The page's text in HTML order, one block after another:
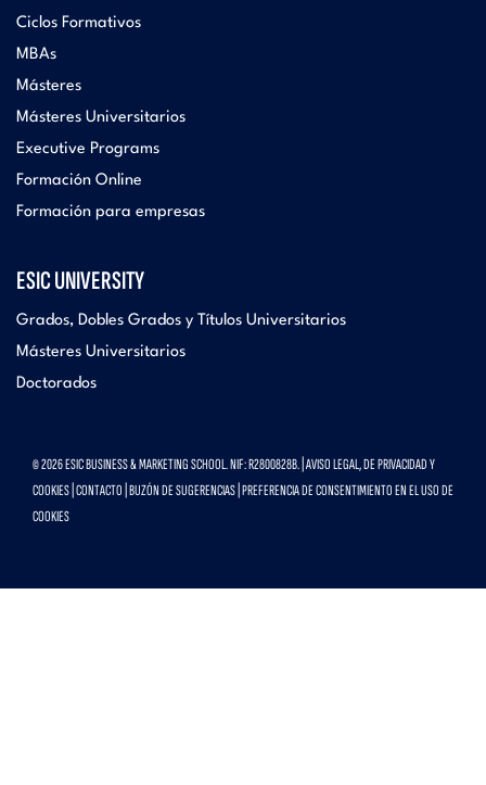
Ciclos Formativos
MBAs
Másteres
Másteres Universitarios
Executive Programs
Formación Online
Formación para empresas
ESIC UNIVERSITY
Grados, Dobles Grados y Títulos Universitarios
Másteres Universitarios
Doctorados
© 2026 ESIC BUSINESS & MARKETING SCHOOL. NIF: R2800828B. | AVISO LEGAL, DE PRIVACIDAD Y
COOKIES CONTACTO BUZÓN DE SUGERENCIAS PREFERENCIA DE CONSENTIMIENTO EN EL USO DE
COOKIES